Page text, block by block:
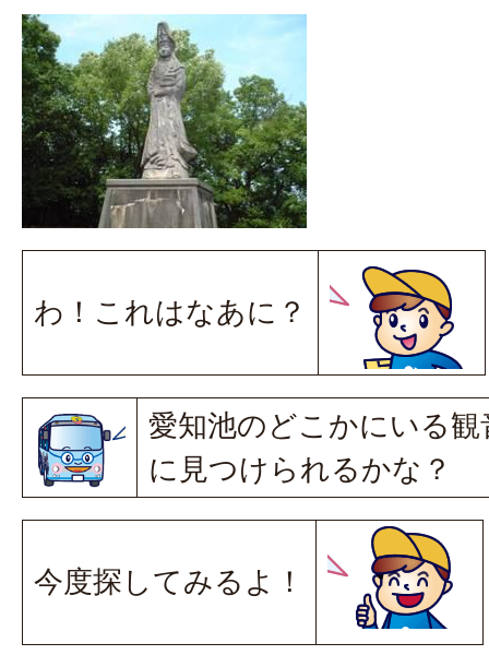
わ！これはなあに？
愛知池のどこかにいる
に見つけられるかな？
今度探してみるよ！